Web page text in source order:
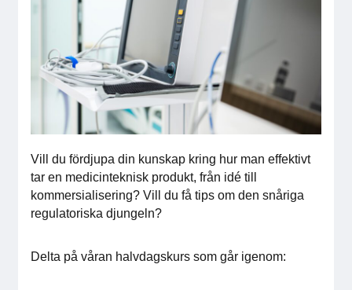
För medlemmar
Medlemsinternt
Handböcker
Direktiv och regler
Fokusgrupper
Elektronikmässan
Stora Elektronikdagen
Vill du fördjupa din kunskap kring hur man effektivt
tar en medicinteknisk produkt, från idé till
kommersialisering? Vill du få tips om den snåriga
regulatoriska djungeln?
Delta på våran halvdagskurs som går igenom: